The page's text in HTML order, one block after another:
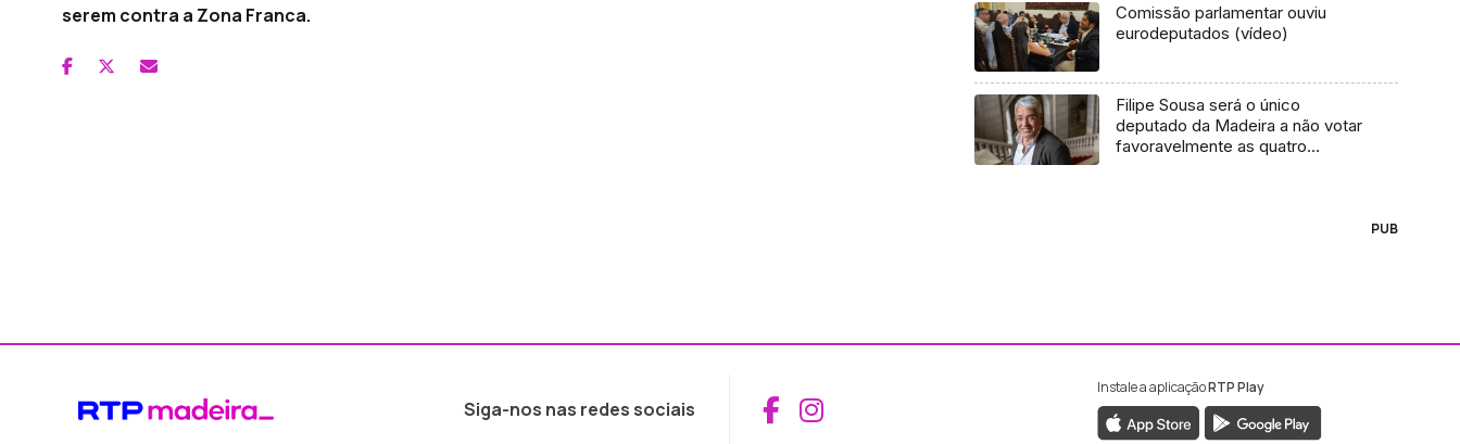
serem contra a Zona Franca.
Comissão parlamentar ouviu
eurodeputados (vídeo)
Filipe Sousa será o único
deputado da Madeira a não votar
favoravelmente as quatro
PUB
Siga-nos nas redes sociais Aceder ao Facebook da RTP Madeira
Aceder ao Instagram da RTP Madeira
Instale a aplicaçãoRTP Play